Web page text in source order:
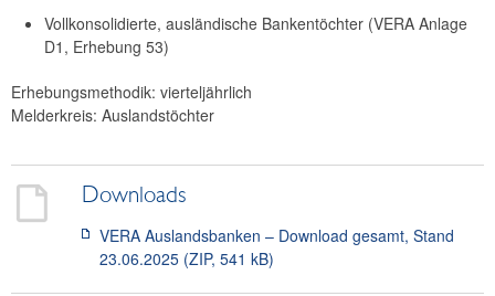
Granulare Kreditdatenerhebung
Zahlungsinstitute
Datenaustausch
Gemeinsames Meldewesen-Datenmodell
Vollkonsolidierte, ausländische Bankentöchter (VERA Anlage
D1, Erhebung 53)
Erhebungsmethodik: vierteljährlich
Melderkreis: Auslandstöchter
Downloads
VERA Auslandsbanken – Download gesamt, Stand
23.06.2025 (ZIP, 541 kB)